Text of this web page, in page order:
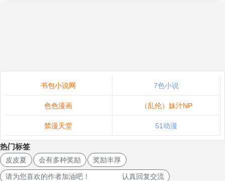
书包小说网 7色小说
色色漫画 （乱伦）妹汁NP
禁漫天堂 51动漫
热门标签
皮皮夏 会有多种奖励 奖励丰厚
请为您喜欢的作者加油吧！ 认真回复交流